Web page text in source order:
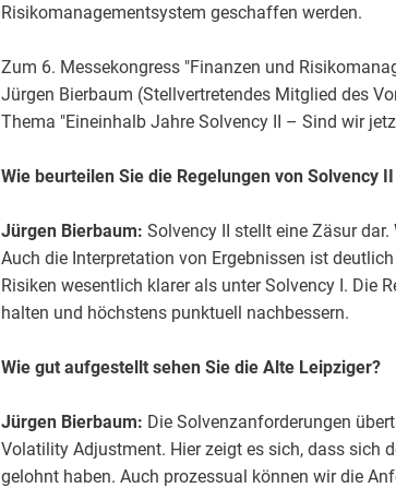
Risikomanagementsystem geschaffen werden.
Zum 6. Messekongress "Finanzen und
Jürgen Bierbaum (Stellvertretendes Mitglied des
Thema "Eineinhalb Jahre Solvency II – Sind wir
Wie beurteilen Sie die Regelungen von Solvency
Jürgen Bierbaum: Solvency II stellt eine Zäsur
Auch die Interpretation von Ergebnissen ist
Risiken wesentlich klarer als unter Solvency I. Die
halten und höchstens punktuell nachbessern.
Wie gut aufgestellt sehen Sie die Alte Leipziger?
Jürgen Bierbaum: Die Solvenzanforderungen
Volatility Adjustment. Hier zeigt es sich, dass sich
gelohnt haben. Auch prozessual können wir die